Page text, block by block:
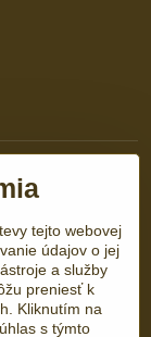
tejto webovej
údajov o jej
a služby
preniesť k
Kliknutím na
s týmto